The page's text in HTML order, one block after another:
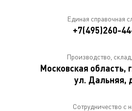
Единая справочная
+7(495)260-
Производство,
Московская область,
ул. Дальняя,
Сотрудничество с